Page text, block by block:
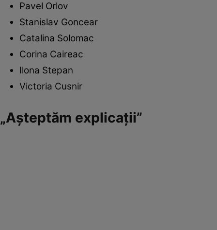
Pavel Orlov
Stanislav Goncear
Catalina Solomac
Corina Caireac
Ilona Stepan
Victoria Cusnir
„Așteptăm explicații”